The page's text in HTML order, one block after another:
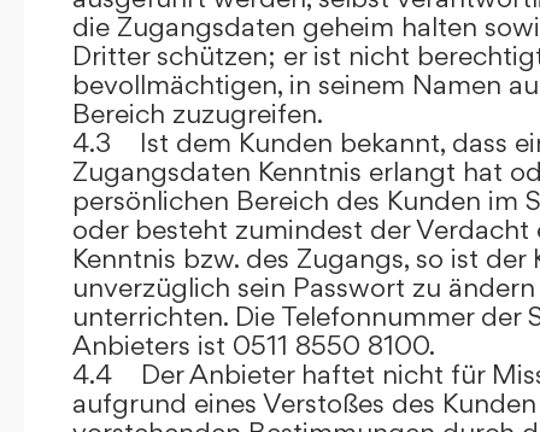
die Zugangsdaten geheim halten
Dritter schützen; er ist nicht
bevollmächtigen, in seinem Namen
Bereich zuzugreifen.
4.3 Ist dem Kunden bekannt, dass
Zugangsdaten Kenntnis erlangt hat
persönlichen Bereich des Kunden im
oder besteht zumindest der Verdacht
Kenntnis bzw. des Zugangs, so ist
unverzüglich sein Passwort zu
unterrichten. Die Telefonnummer der
Anbieters ist 0511 8550 8100.
4.4 Der Anbieter haftet nicht für
aufgrund eines Verstoßes des